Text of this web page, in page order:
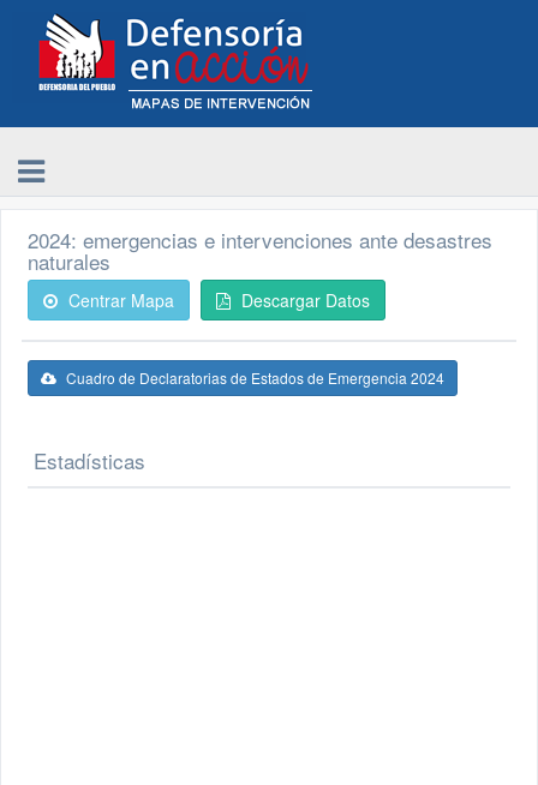
2024: emergencias e intervenciones ante desastres
naturales
Centrar Mapa Descargar Datos
Cuadro de Declaratorias de Estados de Emergencia 2024
Estadísticas